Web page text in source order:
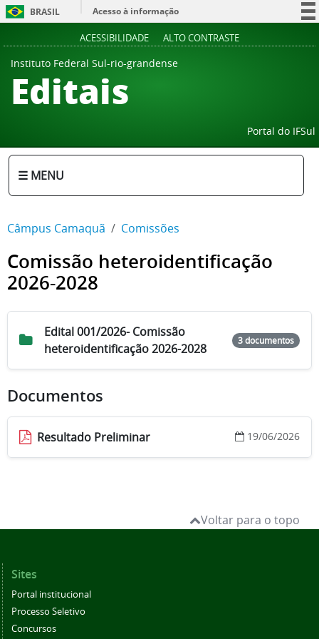
BRASIL
Acesso à informação
ACESSIBILIDADE ALTO CONTRASTE
Instituto Federal Sul-rio-grandense
Editais
Portal do IFSul
☰ MENU
Câmpus Camaquã Comissões
Comissão heteroidentificação
2026-2028
Edital 001/2026- Comissão
heteroidentificação 2026-2028
3 documentos
Documentos
Resultado Preliminar 19/06/2026
Voltar para o topo
Sites
Portal institucional
Processo Seletivo
Concursos